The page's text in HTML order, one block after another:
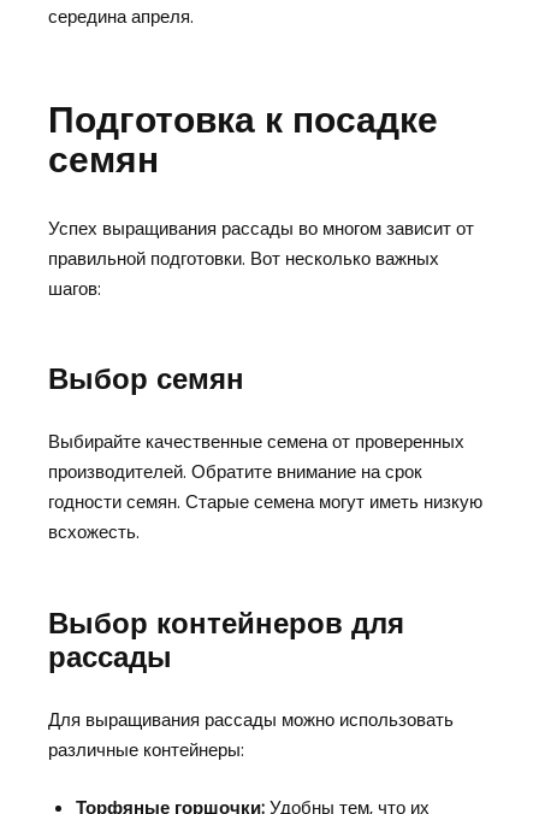
середина апреля.
Подготовка к посадке
семян
Успех выращивания рассады во многом зависит от
правильной подготовки. Вот несколько важных
шагов:
Выбор семян
Выбирайте качественные семена от проверенных
производителей. Обратите внимание на срок
годности семян. Старые семена могут иметь низкую
всхожесть.
Выбор контейнеров для
рассады
Для выращивания рассады можно использовать
различные контейнеры:
Торфяные горшочки:Удобны тем, что их